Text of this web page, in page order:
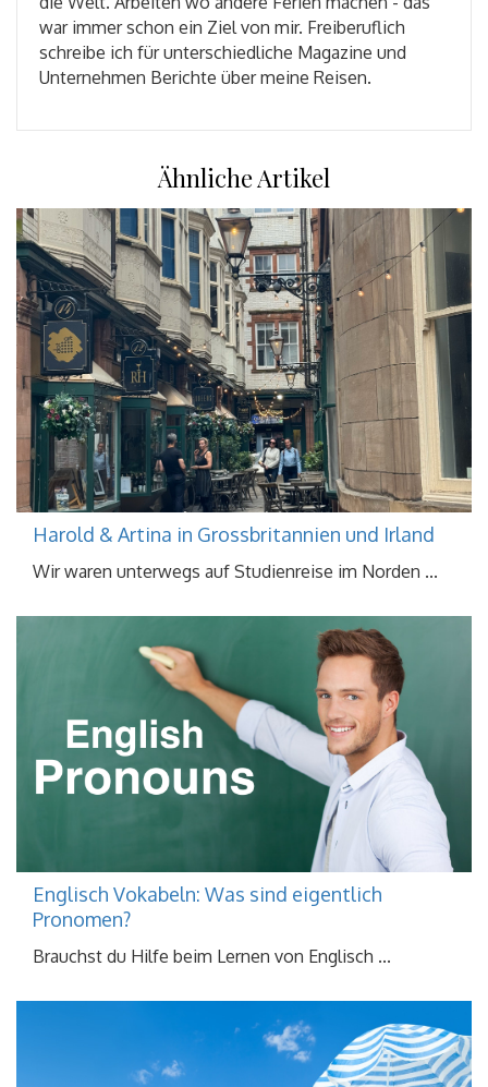
war immer schon ein Ziel von mir. Freiberuflich
schreibe ich für unterschiedliche Magazine und
Unternehmen Berichte über meine Reisen.
Ähnliche Artikel
Harold & Artina in Grossbritannien und Irland
Wir waren unterwegs auf Studienreise im Norden ...
Englisch Vokabeln: Was sind eigentlich
Pronomen?
Brauchst du Hilfe beim Lernen von Englisch ...